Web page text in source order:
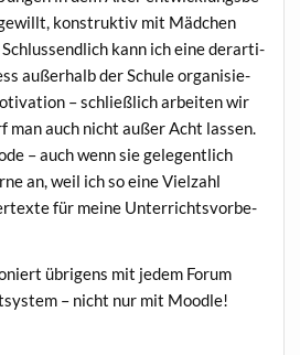
kon­struk­tiv mit Mäd­chen
kann ich eine der­ar­ti­
außer­halb der Schu­le orga­ni­sie­
– schließ­lich arbei­ten wir
man auch nicht außer Acht las­sen.
– auch wenn sie gele­gent­lich
an, weil ich so eine Viel­zahl
für mei­ne Unter­richts­vor­be­
übri­gens mit jedem Forum
– nicht nur mit Moodle!